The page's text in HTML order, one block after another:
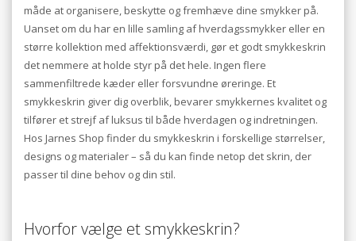
måde at organisere, beskytte og fremhæve dine smykker på.
Uanset om du har en lille samling af hverdagssmykker eller en
større kollektion med affektionsværdi, gør et godt smykkeskrin
det nemmere at holde styr på det hele. Ingen flere
sammenfiltrede kæder eller forsvundne øreringe. Et
smykkeskrin giver dig overblik, bevarer smykkernes kvalitet og
tilfører et strejf af luksus til både hverdagen og indretningen.
Hos Jarnes Shop finder du smykkeskrin i forskellige størrelser,
designs og materialer – så du kan finde netop det skrin, der
passer til dine behov og din stil.
Hvorfor vælge et smykkeskrin?